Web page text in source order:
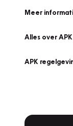
Meer
Alles over APK
APK